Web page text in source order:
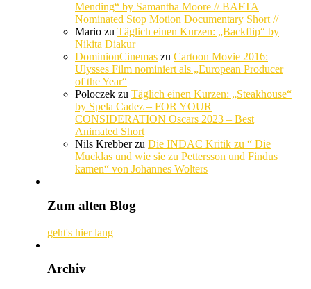
Mending“ by Samantha Moore // BAFTA
Nominated Stop Motion Documentary Short //
Mario zu Täglich einen Kurzen: „Backflip“ by
Nikita Diakur
DominionCinemas zu Cartoon Movie 2016:
Ulysses Film nominiert als „European Producer
of the Year“
Poloczek zu Täglich einen Kurzen: „Steakhouse“
by Spela Cadez – FOR YOUR
CONSIDERATION Oscars 2023 – Best
Animated Short
Nils Krebberzu Die INDAC Kritik zu “ Die
Mucklas und wie sie zu Pettersson und Findus
kamen“ von Johannes Wolters
Zum alten Blog
geht's hier lang
Archiv